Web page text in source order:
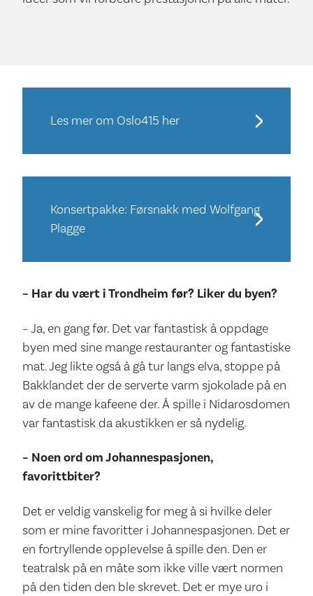
Les mer om Oslo415 her
Konsertpakke: Førsnakk med Wolfgang
Plagge
– Har du vært i Trondheim før? Liker du byen?
– Ja, en gang før. Det var fantastisk å oppdage
byen med sine mange restauranter og fantastiske
mat. Jeg likte også å gå tur langs elva, stoppe på
Bakklandet der de serverte varm sjokolade på en
av de mange kafeene der. Å spille i Nidarosdomen
var fantastisk da akustikken er så nydelig.
– Noen ord om Johannespasjonen,
favorittbiter?
Det er veldig vanskelig for meg å si hvilke deler
som er mine favoritter i Johannespasjonen. Det er
en fortryllende opplevelse å spille den. Den er
teatralsk på en måte som ikke ville vært normen
på den tiden den ble skrevet. Det er mye uro i